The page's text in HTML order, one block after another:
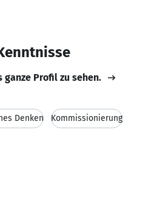
ganze Profil zu sehen.
Denken Kommissionierung